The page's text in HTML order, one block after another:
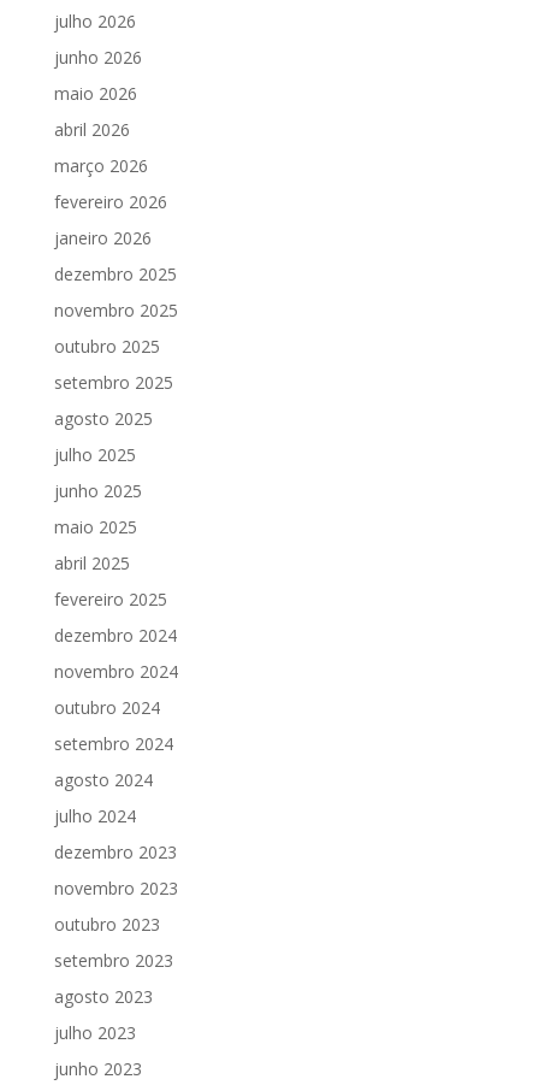
julho 2026
junho 2026
maio 2026
abril 2026
março 2026
fevereiro 2026
janeiro 2026
dezembro 2025
novembro 2025
outubro 2025
setembro 2025
agosto 2025
julho 2025
junho 2025
maio 2025
abril 2025
fevereiro 2025
dezembro 2024
novembro 2024
outubro 2024
setembro 2024
agosto 2024
julho 2024
dezembro 2023
novembro 2023
outubro 2023
setembro 2023
agosto 2023
julho 2023
junho 2023